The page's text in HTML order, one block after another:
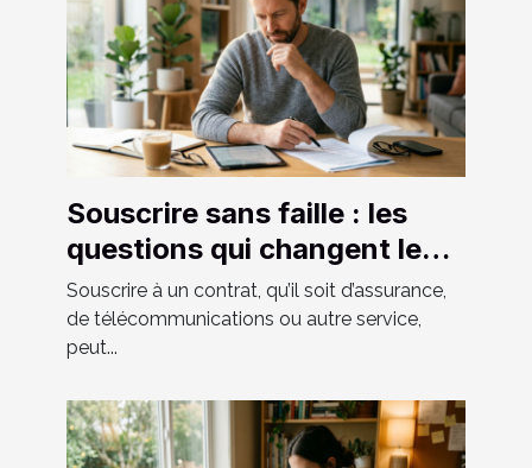
Souscrire sans faille : les
questions qui changent le
contrat
Souscrire à un contrat, qu’il soit d’assurance,
de télécommunications ou autre service,
peut...